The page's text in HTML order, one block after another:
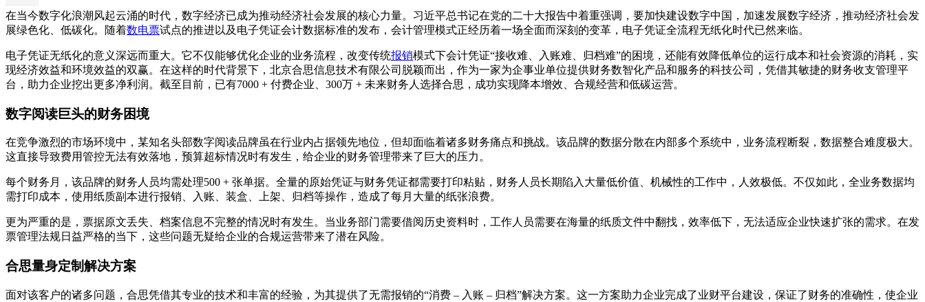
在当今数字化浪潮风起云涌的时代，数字经济已成为推动经济社会发展的核心力量。习近平总书记在党的二十大报告中着重强调，要加快建设数字中国，加速发展数字经济，推动经济社会发
展绿色化、低碳化。随着数电票试点的推进以及电子凭证会计数据标准的发布，会计管理模式正经历着一场全面而深刻的变革，电子凭证全流程无纸化时代已然来临。
电子凭证无纸化的意义深远而重大。它不仅能够优化企业的业务流程，改变传统报销模式下会计凭证“接收难、入账难、归档难”的困境，还能有效降低单位的运行成本和社会资源的消耗，实
现经济效益和环境效益的双赢。在这样的时代背景下，北京合思信息技术有限公司脱颖而出，作为一家为企事业单位提供财务数智化产品和服务的科技公司，凭借其敏捷的财务收支管理平
台，助力企业挖出更多净利润。截至目前，已有7000 + 付费企业、300万 + 未来财务人选择合思，成功实现降本增效、合规经营和低碳运营。
数字阅读巨头的财务困境
在竞争激烈的市场环境中，某知名头部数字阅读品牌虽在行业内占据领先地位，但却面临着诸多财务痛点和挑战。该品牌的数据分散在内部多个系统中，业务流程断裂，数据整合难度极大。
这直接导致费用管控无法有效落地，预算超标情况时有发生，给企业的财务管理带来了巨大的压力。
每个财务月，该品牌的财务人员均需处理500 + 张单据。全量的原始凭证与财务凭证都需要打印粘贴，财务人员长期陷入大量低价值、机械性的工作中，人效极低。不仅如此，全业务数据均
需打印成本，使用纸质副本进行报销、入账、装盒、上架、归档等操作，造成了每月大量的纸张浪费。
更为严重的是，票据原文丢失、档案信息不完整的情况时有发生。当业务部门需要借阅历史资料时，工作人员需要在海量的纸质文件中翻找，效率低下，无法适应企业快速扩张的需求。在发
票管理法规日益严格的当下，这些问题无疑给企业的合规运营带来了潜在风险。
合思量身定制解决方案
面对该客户的诸多问题，合思凭借其专业的技术和丰富的经验，为其提供了无需报销的“消费 – 入账 – 归档”解决方案。这一方案助力企业完成了业财平台建设，保证了财务的准确性，使企业